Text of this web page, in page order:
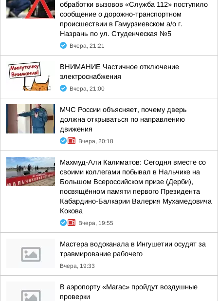
обработки вызовов «Служба 112» поступило
сообщение о дорожно-транспортном
происшествии в Гамурзиевском а/о г.
Назрань по ул. Студенческая №5
Вчера, 21:21
ВНИМАНИЕ Частичное отключение
электроснабжения
Вчера, 21:00
МЧС России объясняет, почему дверь
должна открываться по направлению
движения
Вчера, 20:18
Махмуд-Али Калиматов: Сегодня вместе со
своими коллегами побывал в Нальчике на
Большом Всероссийском призе (Дерби),
посвящённом памяти первого Президента
Кабардино-Балкарии Валерия Мухамедовича
Кокова
Вчера, 19:55
Мастера водоканала в Ингушетии осудят за
травмирование рабочего
Вчера, 19:33
В аэропорту «Магас» пройдут воздушные
проверки